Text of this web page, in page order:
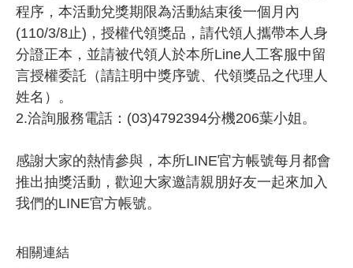
程序，本活動兌獎期限為活動結束後一個月內
(110/3/8止)，授權代領獎品，請代領人攜帶本人身
分證正本，並請被代領人於本所Line人工客服中留
言授權委託（請註明中獎序號、代領獎品之代理人
姓名）。
2.洽詢服務電話：(03)4792394分機206葉小姐。
感謝大家的熱情參與，本所LINE官方帳號每月都會
推出抽獎活動，歡迎大家邀請親朋好友一起來加入
我們的LINE官方帳號。
相關連結